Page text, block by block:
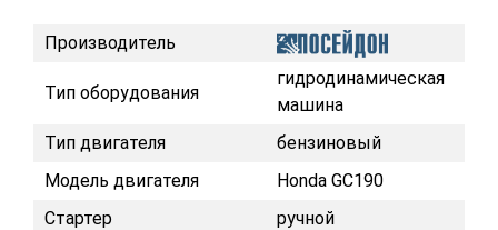
Производитель
Тип оборудования
гидродинамическая
машина
Тип двигателя
бензиновый
Модель двигателя
Honda GC190
Стартер
ручной